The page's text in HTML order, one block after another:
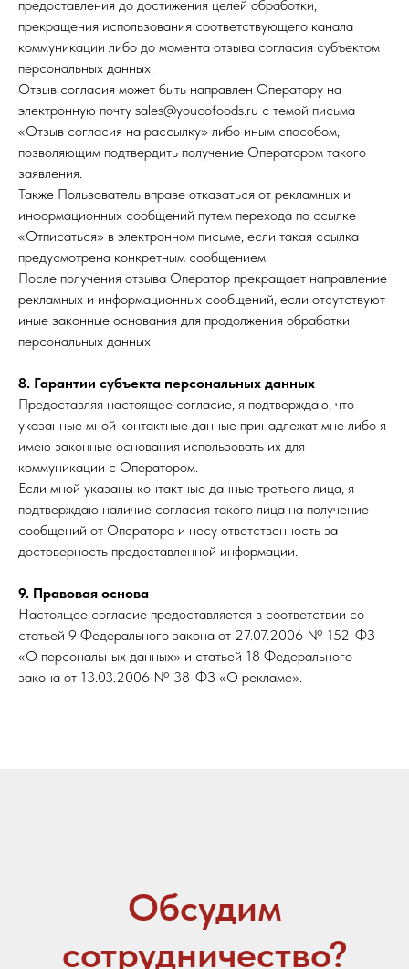
предоставления до достижения целей обработки,
прекращения использования соответствующего канала
коммуникации либо до момента отзыва согласия субъектом
персональных данных.
Отзыв согласия может быть направлен Оператору на
электронную почту sales@youcofoods.ru с темой письма
«Отзыв согласия на рассылку» либо иным способом,
позволяющим подтвердить получение Оператором такого
заявления.
Также Пользователь вправе отказаться от рекламных и
информационных сообщений путем перехода по ссылке
«Отписаться» в электронном письме, если такая ссылка
предусмотрена конкретным сообщением.
После получения отзыва Оператор прекращает направление
рекламных и информационных сообщений, если отсутствуют
иные законные основания для продолжения обработки
персональных данных.
8. Гарантии субъекта персональных данных
Предоставляя настоящее согласие, я подтверждаю, что
указанные мной контактные данные принадлежат мне либо я
имею законные основания использовать их для
коммуникации с Оператором.
Если мной указаны контактные данные третьего лица, я
подтверждаю наличие согласия такого лица на получение
сообщений от Оператора и несу ответственность за
достоверность предоставленной информации.
9. Правовая основа
Настоящее согласие предоставляется в соответствии со
статьей 9 Федерального закона от 27.07.2006 № 152-ФЗ
«О персональных данных» и статьей 18 Федерального
закона от 13.03.2006 № 38-ФЗ «О рекламе».
+7 423 202 88 01
sales@youcofoods.ru- для заявок и
заказов
info@youcfoods.ru- для предложений
по сотрудничеству
Приморский край, г. Владивосток, проспект
100-летия Владивостоку, 32Д, 1 этаж, оф.5
(вход с улицы)
Склад:
Приморский край, г. Артем, ул. Гагарина, 47
Ваше имя
Название вашей организации
Ваш город
Контактный телефон
согласие на обработку персональных